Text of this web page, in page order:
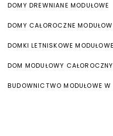
DOMY DREWNIANE MODUŁOWE
DOMY CAŁOROCZNE
DOMKI LETNISKOWE MODUŁOWE
DOM MODUŁOWY
BUDOWNICTWO MODUŁOWE W